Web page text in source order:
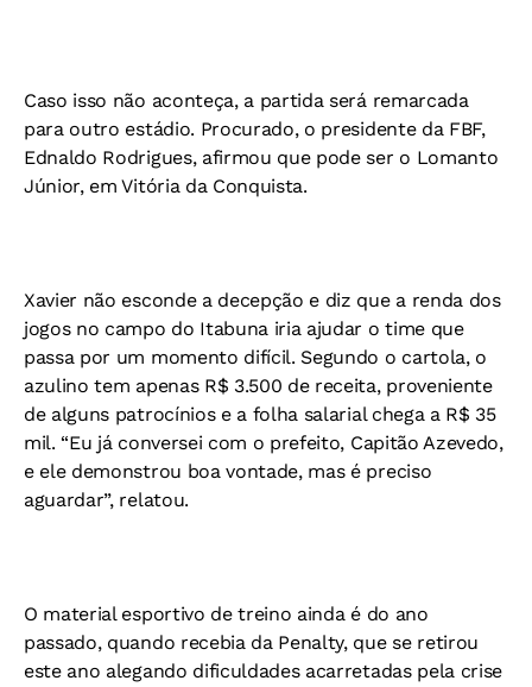
Caso isso não aconteça, a partida será remarcada
para outro estádio. Procurado, o presidente da FBF,
Ednaldo Rodrigues, afirmou que pode ser o Lomanto
Júnior, em Vitória da Conquista.
Xavier não esconde a decepção e diz que a renda dos
jogos no campo do Itabuna iria ajudar o time que
passa por um momento difícil. Segundo o cartola, o
azulino tem apenas R$ 3.500 de receita, proveniente
de alguns patrocínios e a folha salarial chega a R$ 35
mil. “Eu já conversei com o prefeito, Capitão Azevedo,
e ele demonstrou boa vontade, mas é preciso
aguardar”, relatou.
O material esportivo de treino ainda é do ano
passado, quando recebia da Penalty, que se retirou
este ano alegando dificuldades acarretadas pela crise